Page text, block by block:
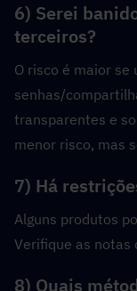
6) Serei
terceiros?
O risco é maior se
senhas/
transparentes e
menor risco, mas
7) Há
Alguns produtos
Verifique as notas
8) Quais